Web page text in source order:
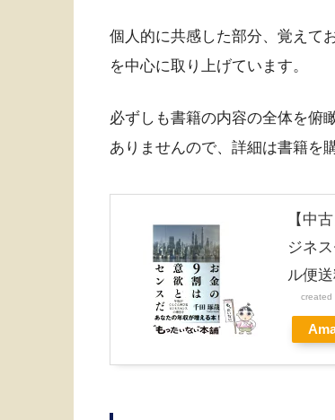
個人的に共感した部分、覚えて
を中心に取り上げています。
必ずしも書籍の内容の全体を俯
ありませんので、詳細は書籍を
【中
ジネ
ル便
created